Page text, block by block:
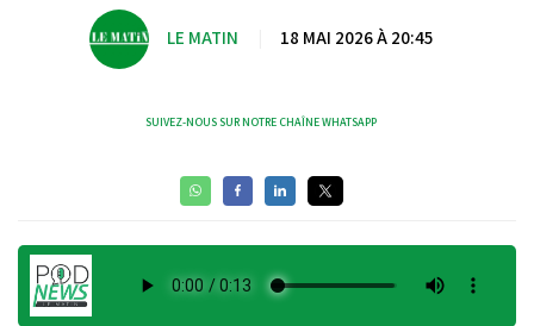
LE MATIN 18 MAI 2026 À 20:45
SUIVEZ-NOUS SUR NOTRE CHAÎNE WHATSAPP